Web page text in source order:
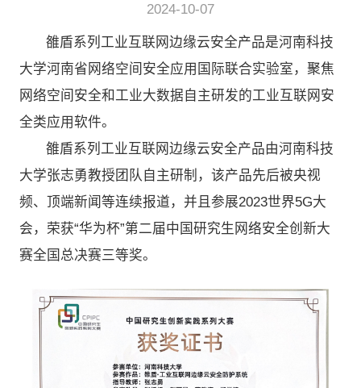
2024-10-07
雒盾系列工业互联网边缘云安全产品是河南科技
大学河南省网络空间安全应用国际联合实验室，聚焦
网络空间安全和工业大数据自主研发的工业互联网安
全类应用软件。
雒盾系列工业互联网边缘云安全产品由河南科技
大学张志勇教授团队自主研制，该产品先后被央视
频、顶端新闻等连续报道，并且参展2023世界5G大
会，荣获“华为杯”第二届中国研究生网络安全创新大
赛全国总决赛三等奖。